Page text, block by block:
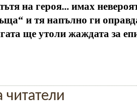
на героя... имах
и тя напълно ги
ще утоли жаждата за